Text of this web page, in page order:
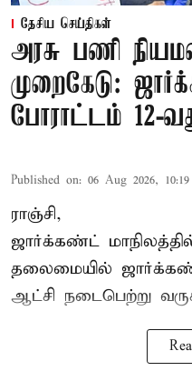
தேசிய செய்திகள்
அரசு பணி
முறைகேடு:
போராட்டம் 12-
Published on: 06 Aug 2026,
ராஞ்சி,
ஜார்க்கண்ட்
தலைமையில்
ஆட்சி நடைபெற்று